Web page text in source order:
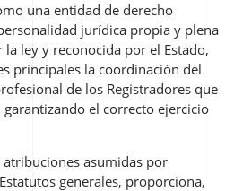
una entidad de derecho
jurídica propia y plena
ley y reconocida por el Estado,
principales la coordinación del
de los Registradores que
el correcto ejercicio
asumidas por
generales, proporciona,